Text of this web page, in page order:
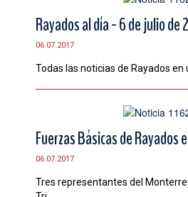
Rayados al día - 6 de julio de
06.07.2017
Todas las noticias de Rayados
Fuerzas Básicas de Rayados
06.07.2017
Tres representantes del